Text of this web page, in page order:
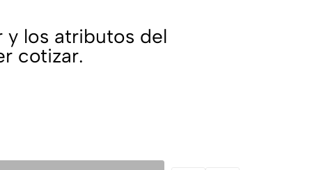
y los atributos del
cotizar.